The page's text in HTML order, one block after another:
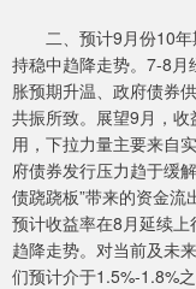
二、预计9月份10年
持稳中趋降走势。7-8月
胀预期升温、政府债券
共振所致。展望9月，
用，下拉力量主要来自
府债券发行压力趋于缓
债跷跷板”带来的资金流
预计收益率在8月延续
趋降走势。对当前及未
们预计介于1.5%-1.8%之